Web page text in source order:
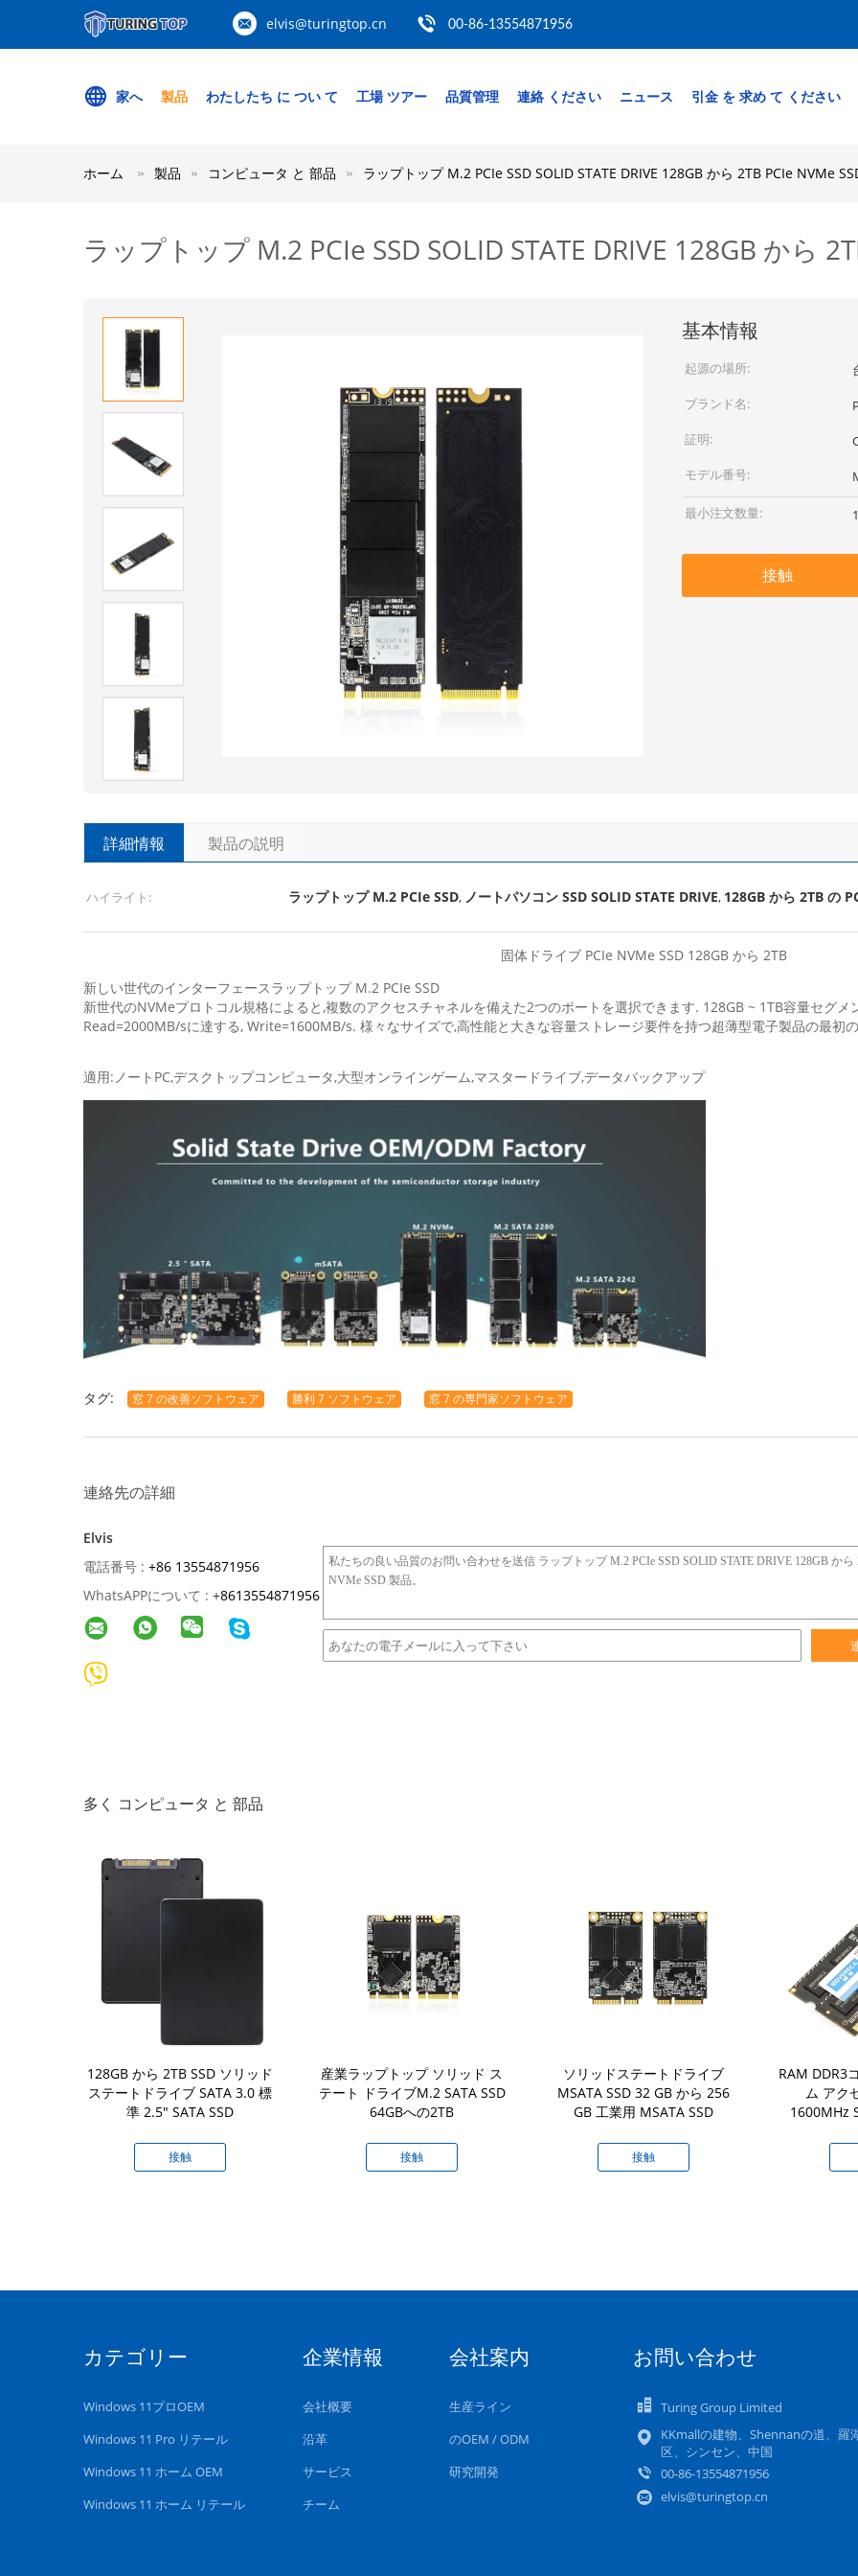
elvis@turingtop.cn 00-86-13554871956
家へ 製品 わたしたち に つい て 工場 ツアー 品質管理 連絡 ください ニュース 引金 を 求め て ください
ホーム 製品 コンピュータ と 部品 ラップトップ M.2 PCIe SSD SOLID STATE DRIVE 128GB から 2TB PCIe NVMe
ラップトップ M.2 PCIe SSD SOLID STATE DRIVE 128GB から
基本情報
起源の場所:
ブランド名:
証明:
モデル番号:
最小注文数量:
接触
詳細情報 製品の説明
ハイライト: ラップトップ M.2 PCIe SSD, ノートパソコン SSD SOLID STATE DRIVE, 128GB から 2TB の
固体ドライブ PCIe NVMe SSD 128GB から 2TB
新しい世代のインターフェースラップトップ M.2 PCIe SSD
新世代のNVMeプロトコル規格によると,複数のアクセスチャネルを備えた2つのポートを選択できます. 128GB ~ 1TB容量セグ
Read=2000MB/sに達する, Write=1600MB/s. 様々なサイズで,高性能と大きな容量ストレージ要件を持つ超薄型電子製品の最初
適用:ノートPC,デスクトップコンピュータ,大型オンラインゲーム,マスタードライブ,データバックアップ
タグ: 窓 7 の改善ソフトウェア 勝利 7 ソフトウェア 窓 7 の専門家ソフトウェア
連絡先の詳細
Elvis
電話番号 : +86 13554871956
WhatsAPPについて : +8613554871956
多く コンピュータ と 部品
128GB から 2TB SSD ソリッド
ステートドライブ SATA 3.0 標
準 2.5" SATA SSD
接触
産業ラップトップ ソリッド ス
テート ドライブM.2 SATA SSD
64GBへの2TB
接触
ソリッドステートドライブ
MSATA SSD 32 GB から 256
GB 工業用 MSATA SSD
接触
RAM DDR3
ム アク
1600MHz
カテゴリー
Windows 11プロOEM
Windows 11 Pro リテール
Windows 11 ホーム OEM
Windows 11 ホーム リテール
企業情報
会社概要
沿革
サービス
チーム
会社案内
生産ライン
のOEM / ODM
研究開発
お問い合わせ
Turing Group Limited
KKmallの建物、Shennanの道、羅
区、シンセン、中国
00-86-13554871956
elvis@turingtop.cn